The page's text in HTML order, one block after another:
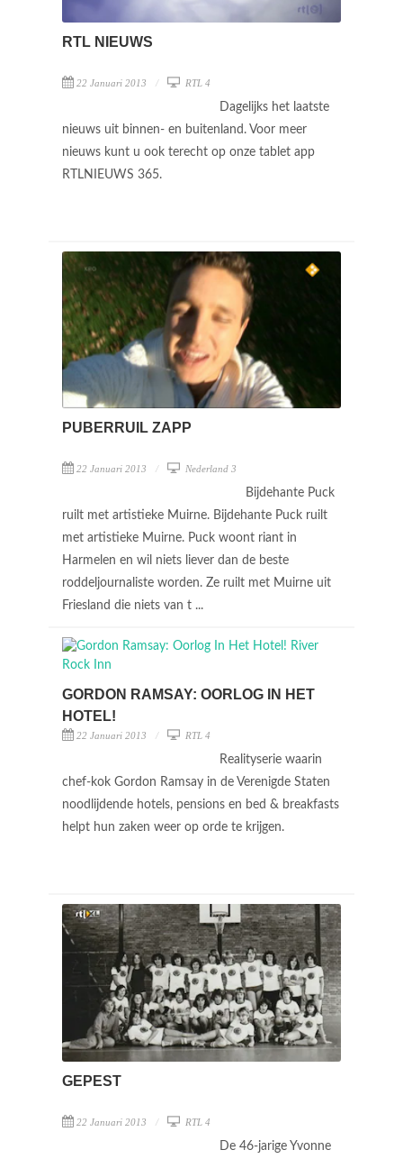
RTL NIEUWS
22 Januari 2013 RTL 4
Dagelijks het laatste
nieuws uit binnen- en buitenland. Voor meer
nieuws kunt u ook terecht op onze tablet app
RTLNIEUWS 365.
PUBERRUIL ZAPP
22 Januari 2013 Nederland 3
Bijdehante Puck
ruilt met artistieke Muirne. Bijdehante Puck ruilt
met artistieke Muirne. Puck woont riant in
Harmelen en wil niets liever dan de beste
roddeljournaliste worden. Ze ruilt met Muirne uit
Friesland die niets van t ...
GORDON RAMSAY: OORLOG IN HET
HOTEL!
22 Januari 2013 RTL 4
Realityserie waarin
chef-kok Gordon Ramsay in de Verenigde Staten
noodlijdende hotels, pensions en bed & breakfasts
helpt hun zaken weer op orde te krijgen.
GEPEST
22 Januari 2013 RTL 4
De 46-jarige Yvonne